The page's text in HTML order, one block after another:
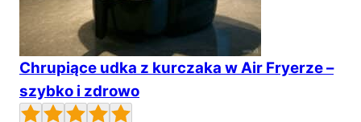
Chrupiące udka z kurczaka w Air Fryerze –
szybko i zdrowo